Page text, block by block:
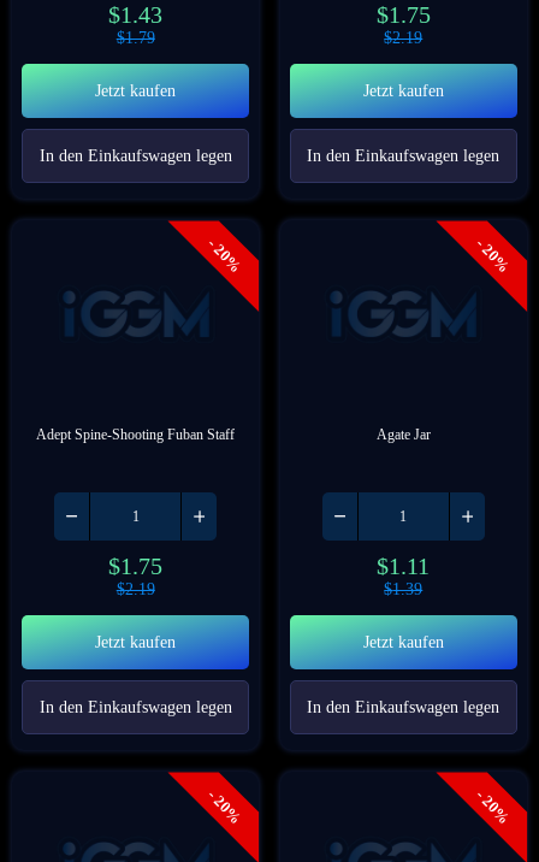
$1.43
$1.79
Jetzt kaufen
In den Einkaufswagen legen
$1.75
$2.19
Jetzt kaufen
In den Einkaufswagen legen
- 20%
Adept Spine-Shooting Fuban Staff
$1.75
$2.19
Jetzt kaufen
In den Einkaufswagen legen
- 20%
Agate Jar
$1.11
$1.39
Jetzt kaufen
In den Einkaufswagen legen
- 20% - 20%